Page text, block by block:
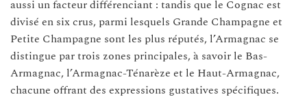
aussi un facteur différenciant : tandis que le Cognac est
divisé en six crus, parmi lesquels Grande Champagne et
Petite Champagne sont les plus réputés, l’Armagnac se
distingue par trois zones principales, à savoir le Bas-
Armagnac, l’Armagnac-Ténarèze et le Haut-Armagnac,
chacune offrant des expressions gustatives spécifiques.